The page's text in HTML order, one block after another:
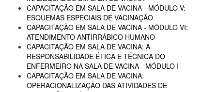
CAPACITAÇÃO EM SALA DE VACINA - MÓDULO V:
ESQUEMAS ESPECIAIS DE VACINAÇÃO
CAPACITAÇÃO EM SALA DE VACINA - MÓDULO VI:
ATENDIMENTO ANTIRRÁBICO HUMANO
CAPACITAÇÃO EM SALA DE VACINA: A
RESPONSABILIDADE ÉTICA E TÉCNICA DO
ENFERMEIRO NA SALA DE VACINA - MÓDULO I
CAPACITAÇÃO EM SALA DE VACINA:
OPERACIONALIZAÇÃO DAS ATIVIDADES DE